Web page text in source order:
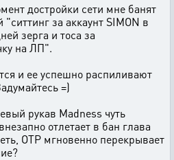
достройки сети мне банят
за аккаунт SIMON в
зерга и тоса за
на ЛП".
и ее успешно распиливают
=)
рукав Madness чуть
отлетает в бан глава
ОТР мгновенно перекрывает